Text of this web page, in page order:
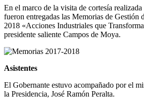
En el marco de la visita de cortesía
fueron entregadas las Memorias de Gestión
2018 «Acciones Industriales que
presidente saliente Campos de Moya.
Asistentes
El Gobernante estuvo acompañado por el
la Presidencia, José Ramón Peralta.